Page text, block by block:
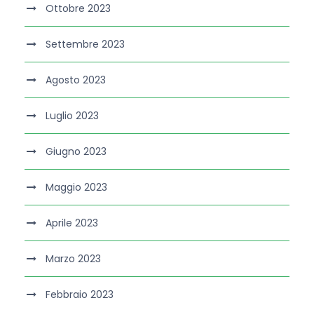
Ottobre 2023
Settembre 2023
Agosto 2023
Luglio 2023
Giugno 2023
Maggio 2023
Aprile 2023
Marzo 2023
Febbraio 2023